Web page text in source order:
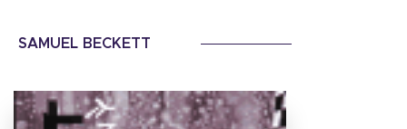
SAMUEL BECKETT